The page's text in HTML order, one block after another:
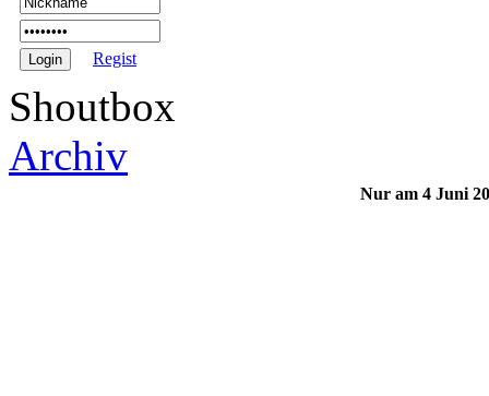
Regist
Shoutbox
Archiv
Nur am 4 Juni